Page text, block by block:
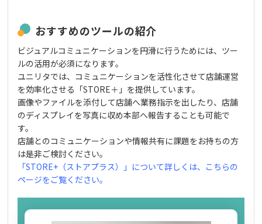
おすすめのツールの紹介
ビジュアルコミュニケーションを円滑に行うためには、ツー
ルの活用が必須になります。
ユニリタでは、コミュニケーションを活性化させて店舗運営
を効率化させる「STORE＋」を提供しています。
画像やファイルを添付して店舗へ業務指示を出したり、店舗
のディスプレイを写真に収め本部へ報告することも可能で
す。
店舗とのコミュニケーションや情報共有に課題をお持ちの方
は是非ご検討ください。
「STORE+（ストアプラス）」について詳しくは、こちらの
ページをご覧ください。